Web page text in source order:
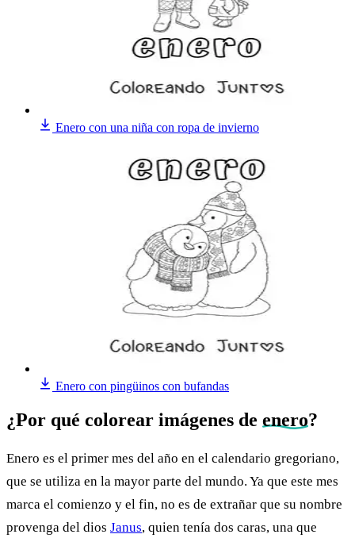
Enero con una niña con ropa de invierno
Enero con pingüinos con bufandas
¿Por qué colorear imágenes de enero?
Enero es el primer mes del año en el calendario gregoriano,
que se utiliza en la mayor parte del mundo. Ya que este mes
marca el comienzo y el fin, no es de extrañar que su nombre
provenga del dios Janus, quien tenía dos caras, una que